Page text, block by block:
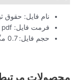
نام فایل: حقوق
فرمت فایل: pdf
حجم فایل: 0.7 مگابایت
محصولات